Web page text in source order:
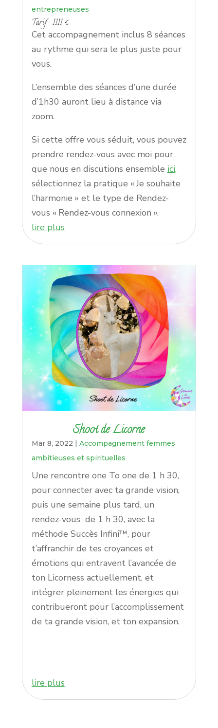
entrepreneuses
Tarif : 1111 €
Cet accompagnement inclus 8 séances
au rythme qui sera le plus juste pour
vous.
L’ensemble des séances d’une durée
d’1h30 auront lieu à distance via
zoom.
Si cette offre vous séduit, vous pouvez
prendre rendez-vous avec moi pour
que nous en discutions ensemble ici,
sélectionnez la pratique « Je souhaite
l’harmonie » et le type de Rendez-
vous « Rendez-vous connexion ».
lire plus
Shoot de Licorne
Mar 8, 2022 | Accompagnement femmes
ambitieuses et spirituelles
Une rencontre one To one de 1 h 30,
pour connecter avec ta grande vision,
puis une semaine plus tard, un
rendez-vous de 1 h 30, avec la
méthode Succès Infini™, pour
t’affranchir de tes croyances et
émotions qui entravent l’avancée de
ton Licorness actuellement, et
intégrer pleinement les énergies qui
contribueront pour l’accomplissement
de ta grande vision, et ton expansion.
lire plus